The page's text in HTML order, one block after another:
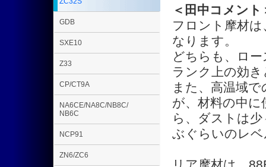
GDB
SXE10
Z33
CP/CT9A
NA6CE/NA8C/NB8C/
NB6C
NCP91
ZN6/ZC6
＜田中コメント
フロント摩材
なります。
どちらも、ロ
ランク上の効
また、高温域
が、材料の中
ら、ダストは
ぶぐらいのレ